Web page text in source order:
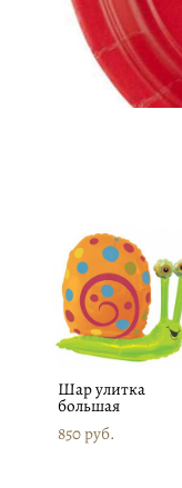
Шар улитка
большая
850 pуб.